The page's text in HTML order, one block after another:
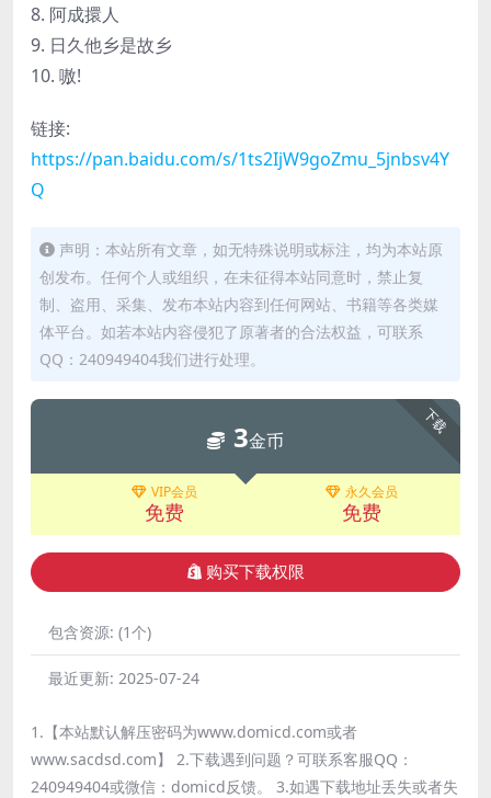
8. 阿成擐人
9. 日久他乡是故乡
10. 嗷!
链接:
https://pan.baidu.com/s/1ts2IjW9goZmu_5jnbsv4Y
Q
声明：本站所有文章，如无特殊说明或标注，均为本站原
创发布。任何个人或组织，在未征得本站同意时，禁止复
制、盗用、采集、发布本站内容到任何网站、书籍等各类媒
体平台。如若本站内容侵犯了原著者的合法权益，可联系
QQ：240949404我们进行处理。
下载
3金币
VIP会员
免费
永久会员
免费
购买下载权限
包含资源: (1个)
最近更新: 2025-07-24
1.【本站默认解压密码为www.domicd.com或者
www.sacdsd.com】 2.下载遇到问题？可联系客服QQ：
240949404或微信：domicd反馈。 3.如遇下载地址丢失或者失